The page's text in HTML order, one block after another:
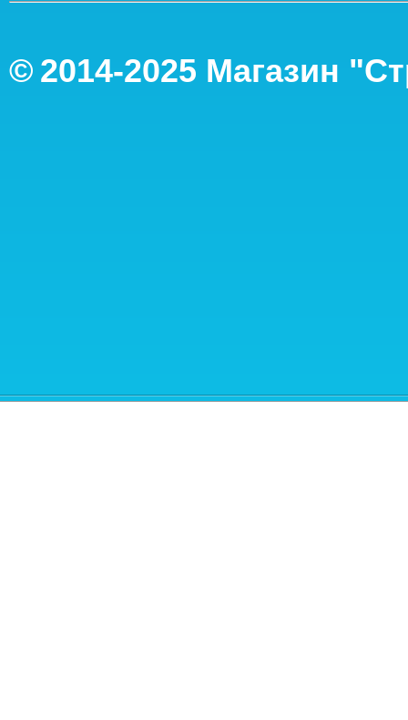
© 2014-2025 Магазин